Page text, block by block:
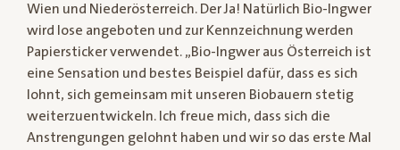
Wien und Niederösterreich. Der Ja! Natürlich Bio-Ingwer
wird lose angeboten und zur Kennzeichnung werden
Papiersticker verwendet. „Bio-Ingwer aus Österreich ist
eine Sensation und bestes Beispiel dafür, dass es sich
lohnt, sich gemeinsam mit unseren Biobauern stetig
weiterzuentwickeln. Ich freue mich, dass sich die
Anstrengungen gelohnt haben und wir so das erste Mal